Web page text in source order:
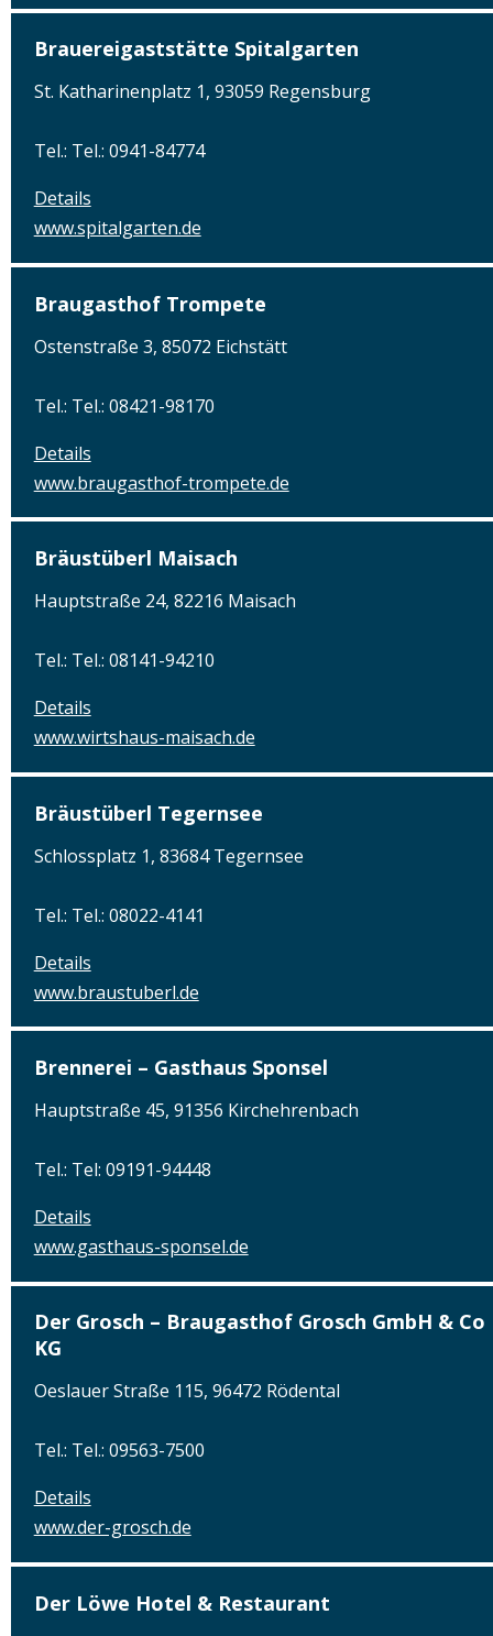
Brauereigaststätte Spitalgarten
St. Katharinenplatz 1, 93059 Regensburg
Tel.: Tel.: 0941-84774
Details
www.spitalgarten.de
Braugasthof Trompete
Ostenstraße 3, 85072 Eichstätt
Tel.: Tel.: 08421-98170
Details
www.braugasthof-trompete.de
Bräustüberl Maisach
Hauptstraße 24, 82216 Maisach
Tel.: Tel.: 08141-94210
Details
www.wirtshaus-maisach.de
Bräustüberl Tegernsee
Schlossplatz 1, 83684 Tegernsee
Tel.: Tel.: 08022-4141
Details
www.braustuberl.de
Brennerei – Gasthaus Sponsel
Hauptstraße 45, 91356 Kirchehrenbach
Tel.: Tel: 09191-94448
Details
www.gasthaus-sponsel.de
Der Grosch – Braugasthof Grosch GmbH & Co
KG
Oeslauer Straße 115, 96472 Rödental
Tel.: Tel.: 09563-7500
Details
www.der-grosch.de
Der Löwe Hotel & Restaurant